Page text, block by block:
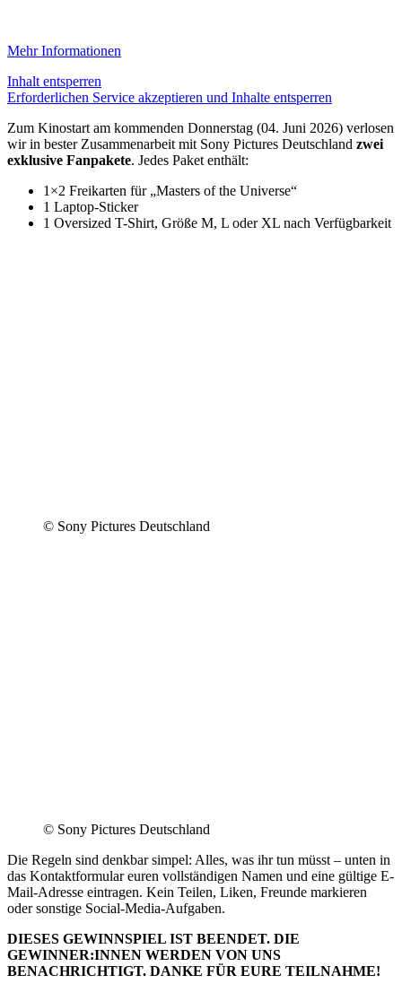
Mehr Informationen
Inhalt entsperren
Erforderlichen Service akzeptieren und Inhalte entsperren
Zum Kinostart am kommenden Donnerstag (04. Juni 2026) verlosen
wir in bester Zusammenarbeit mit Sony Pictures Deutschland zwei
exklusive Fanpakete. Jedes Paket enthält:
1×2 Freikarten für „Masters of the Universe“
1 Laptop-Sticker
1 Oversized T-Shirt, Größe M, L oder XL nach Verfügbarkeit
© Sony Pictures Deutschland
© Sony Pictures Deutschland
Die Regeln sind denkbar simpel: Alles, was ihr tun müsst – unten in
das Kontaktformular euren vollständigen Namen und eine gültige E-
Mail-Adresse eintragen. Kein Teilen, Liken, Freunde markieren
oder sonstige Social-Media-Aufgaben.
DIESES GEWINNSPIEL IST BEENDET. DIE
GEWINNER:INNEN WERDEN VON UNS
BENACHRICHTIGT. DANKE FÜR EURE TEILNAHME!